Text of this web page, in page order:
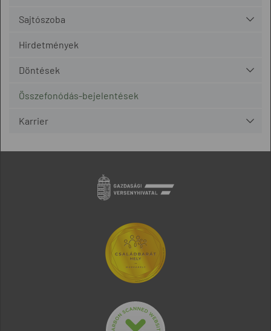
Sajtószoba
Hirdetmények
Döntések
Összefonódás-bejelentések
Karrier